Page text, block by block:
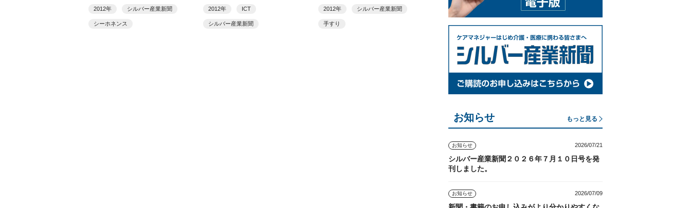
2012年 シルバー産業新聞
シーホネンス
援システム「スマートシェ
2012年 ICT
シルバー産業新聞
2012年 シルバー産業新聞
手すり
お知らせ もっと見る
お知らせ 2026/07/21
シルバー産業新聞２０２６年７月１０日号を発
刊しました。
お知らせ 2026/07/09